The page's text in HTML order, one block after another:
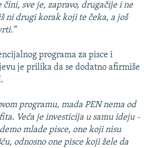
čini, sve je, zapravo, drugačije i ne
ni drugi korak koji te čeka, a još
programa za pisce i
je prilika da se dodatno afirmiše
programu, mada PEN nema od
Veća je investicija u samu ideju -
mlade pisce, one koji nisu
odnosno one pisce koji žele da